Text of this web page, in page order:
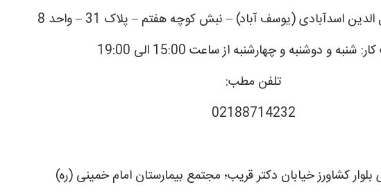
شنبه و دوشنبه و چهارشنبه از ساعت 15:00 الی 19:00
تلفن مطب:
02188714232